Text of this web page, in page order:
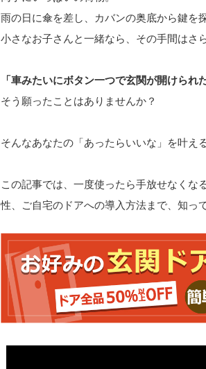
雨の日に傘を差し、カバンの奥底から鍵を探
小さなお子さんと一緒なら、その手間はさ
「車みたいにボタン一つで玄関が開けられ
そう願ったことはありませんか？
そんなあなたの「あったらいいな」を叶え
この記事では、一度使ったら手放せなくな
性、ご自宅のドアへの導入方法まで、知っ